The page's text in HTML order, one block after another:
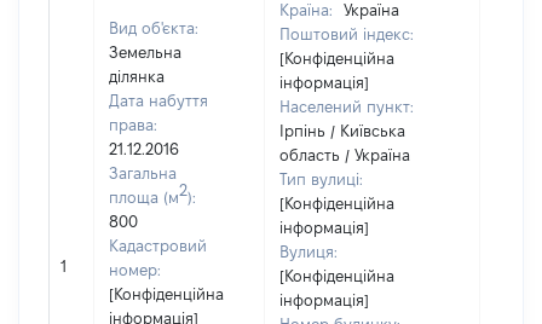
1
Вид об'єкта:
Земельна
ділянка
Дата набуття
права:
21.12.2016
Загальна
площа (м2):
800
Кадастровий
номер:
[Конфіденційна
інформація]
Країна:
Україна
Поштовий індекс:
[Конфіденційна
інформація]
Населений пункт:
Ірпінь / Київська
область / Україна
Тип вулиці:
[Конфіденційна
інформація]
Вулиця:
[Конфіденційна
інформація]